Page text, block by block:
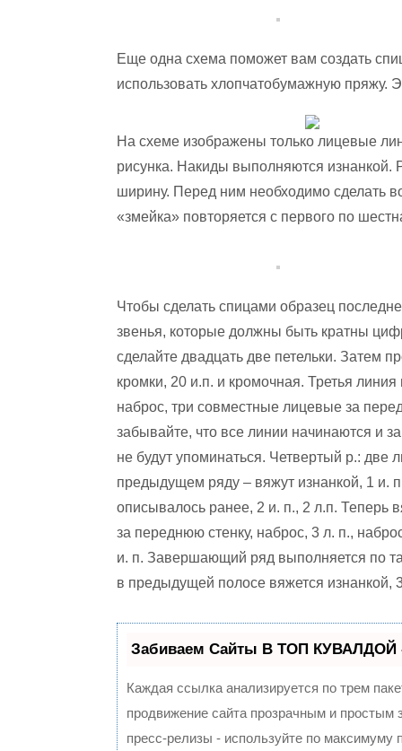
Еще одна схема поможет вам создать
использовать хлопчатобумажную пряжу.
На схеме изображены только лицевые
рисунка. Накиды выполняются изнанкой.
ширину. Перед ним необходимо сделать
«змейка» повторяется с первого по
Чтобы сделать спицами образец
звенья, которые должны быть кратны
сделайте двадцать две петельки. Затем
кромки, 20 и.п. и кромочная. Третья
наброс, три совместные лицевые за
забывайте, что все линии начинаются и
не будут упоминаться. Четвертый р.: две
предыдущем ряду – вяжут изнанкой, 1 и.
описывалось ранее, 2 и. п., 2 л.п. Теперь
за переднюю стенку, наброс, 3 л. п.,
и. п. Завершающий ряд выполняется по
в предыдущей полосе вяжется изнанкой,
Забиваем Сайты В ТОП КУВАЛДОЙ -
Каждая ссылка анализируется по трем
продвижение сайта прозрачным и
пресс-релизы - используйте по